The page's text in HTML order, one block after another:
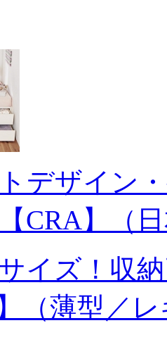
デザイン
CRA】（
イズ！収
（薄型／